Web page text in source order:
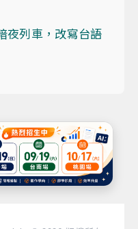
夜列車，改寫台語